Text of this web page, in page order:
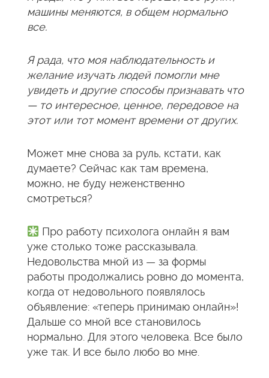
машины меняются, в общем нормально
все.
Я рада, что моя наблюдательность и
желание изучать людей помогли мне
увидеть и другие способы признавать что
— то интересное, ценное, передовое на
этот или тот момент времени от других.
Может мне снова за руль, кстати, как
думаете? Сейчас как там времена,
можно, не буду неженственно
смотреться?
Про работу психолога онлайн я вам
уже столько тоже рассказывала.
Недовольства мной из — за формы
работы продолжались ровно до момента,
когда от недовольного появлялось
объявление: «теперь принимаю онлайн»!
Дальше со мной все становилось
нормально. Для этого человека. Все было
уже так. И все было любо во мне.